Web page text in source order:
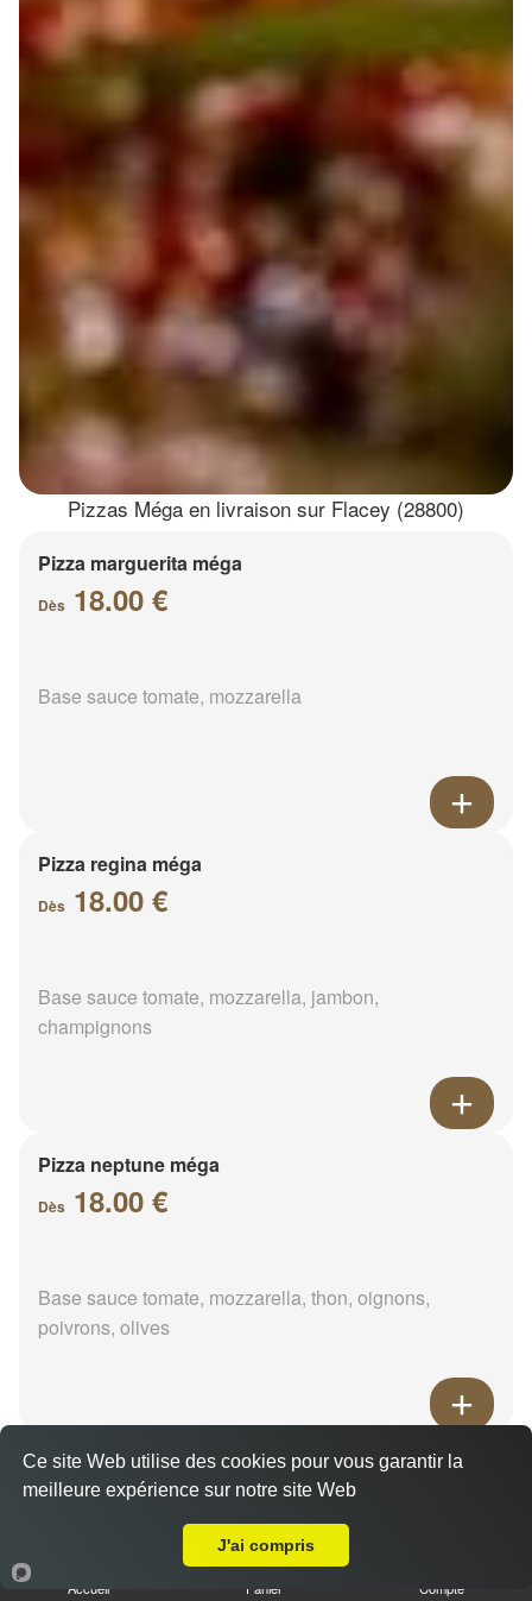
Pizzas Méga en livraison sur Flacey (28800)
Pizza marguerita méga
Dès 18.00 €
Base sauce tomate, mozzarella
Pizza regina méga
Dès 18.00 €
Base sauce tomate, mozzarella, jambon,
champignons
Pizza neptune méga
Dès 18.00 €
Base sauce tomate, mozzarella, thon, oignons,
poivrons, olives
Pizza napolitaine méga
18.00 €
Accueil Panier Compte
Ce site Web utilise des cookies pour vous garantir la
meilleure expérience sur notre site Web
J'ai compris